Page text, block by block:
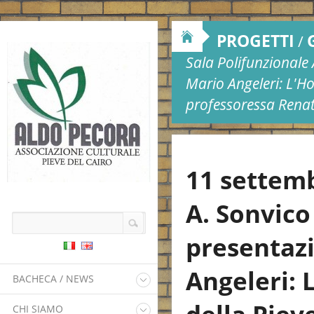
BACHECA / NEWS
CHI SIAMO
PROGETTI /
Sala Polifunzionale
Mario Angeleri:
professoressa
11
A.
Angeleri: